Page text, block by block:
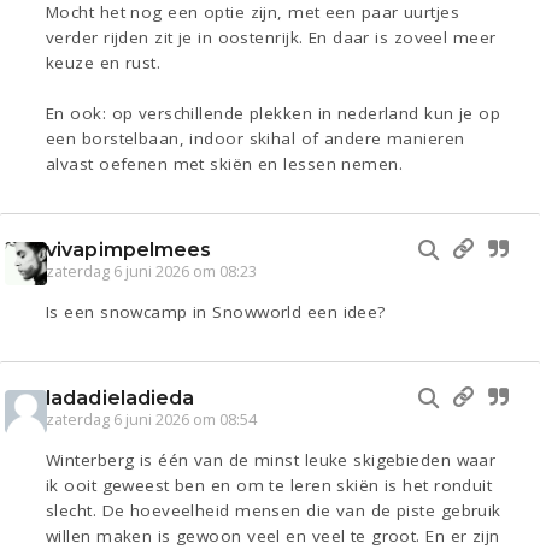
Mocht het nog een optie zijn, met een paar uurtjes
verder rijden zit je in oostenrijk. En daar is zoveel meer
keuze en rust.
En ook: op verschillende plekken in nederland kun je op
een borstelbaan, indoor skihal of andere manieren
alvast oefenen met skiën en lessen nemen.
vivapimpelmees
zaterdag 6 juni 2026 om 08:23
Is een snowcamp in Snowworld een idee?
ladadieladieda
zaterdag 6 juni 2026 om 08:54
Winterberg is één van de minst leuke skigebieden waar
ik ooit geweest ben en om te leren skiën is het ronduit
slecht. De hoeveelheid mensen die van de piste gebruik
willen maken is gewoon veel en veel te groot. En er zijn